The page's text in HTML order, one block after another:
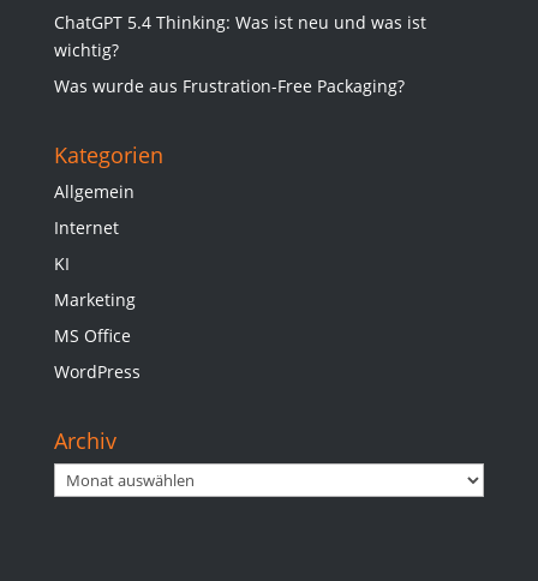
ChatGPT 5.4 Thinking: Was ist neu und was ist
wichtig?
Was wurde aus Frustration-Free Packaging?
Kategorien
Allgemein
Internet
KI
Marketing
MS Office
WordPress
Archiv
Archiv